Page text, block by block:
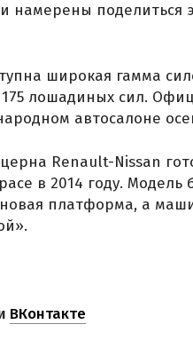
намерены
широкая гамма
175 лошадиных сил.
автосалоне
Renault-Nissan
в 2014 году. Модель
платформа, а
ВКонтакте